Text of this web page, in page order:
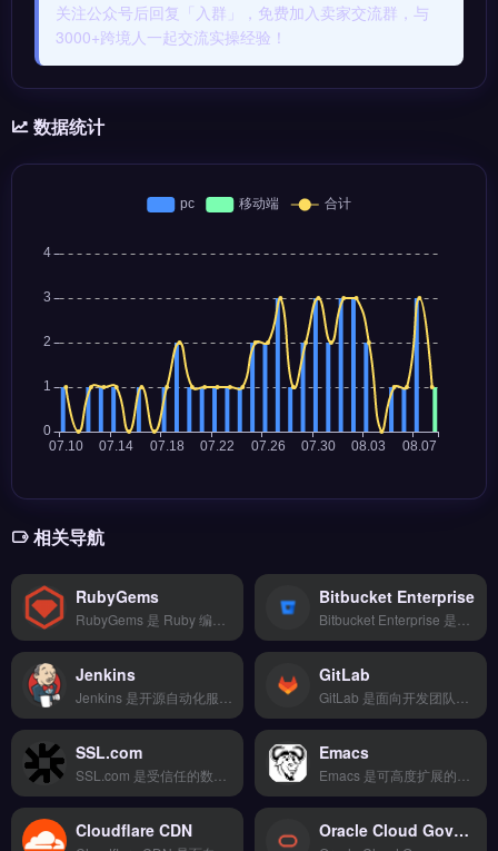
关注公众号后回复「入群」，免费加入卖家交流群，与
3000+跨境人一起交流实操经验！
数据统计
相关导航
RubyGems Bitbucket Enterprise
Jenkins GitLab
SSL.com Emacs
Cloudflare CDN Oracle Cloud Government